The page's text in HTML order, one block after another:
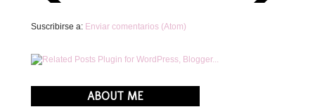
Suscribirse a: Enviar comentarios (Atom)
ABOUT ME